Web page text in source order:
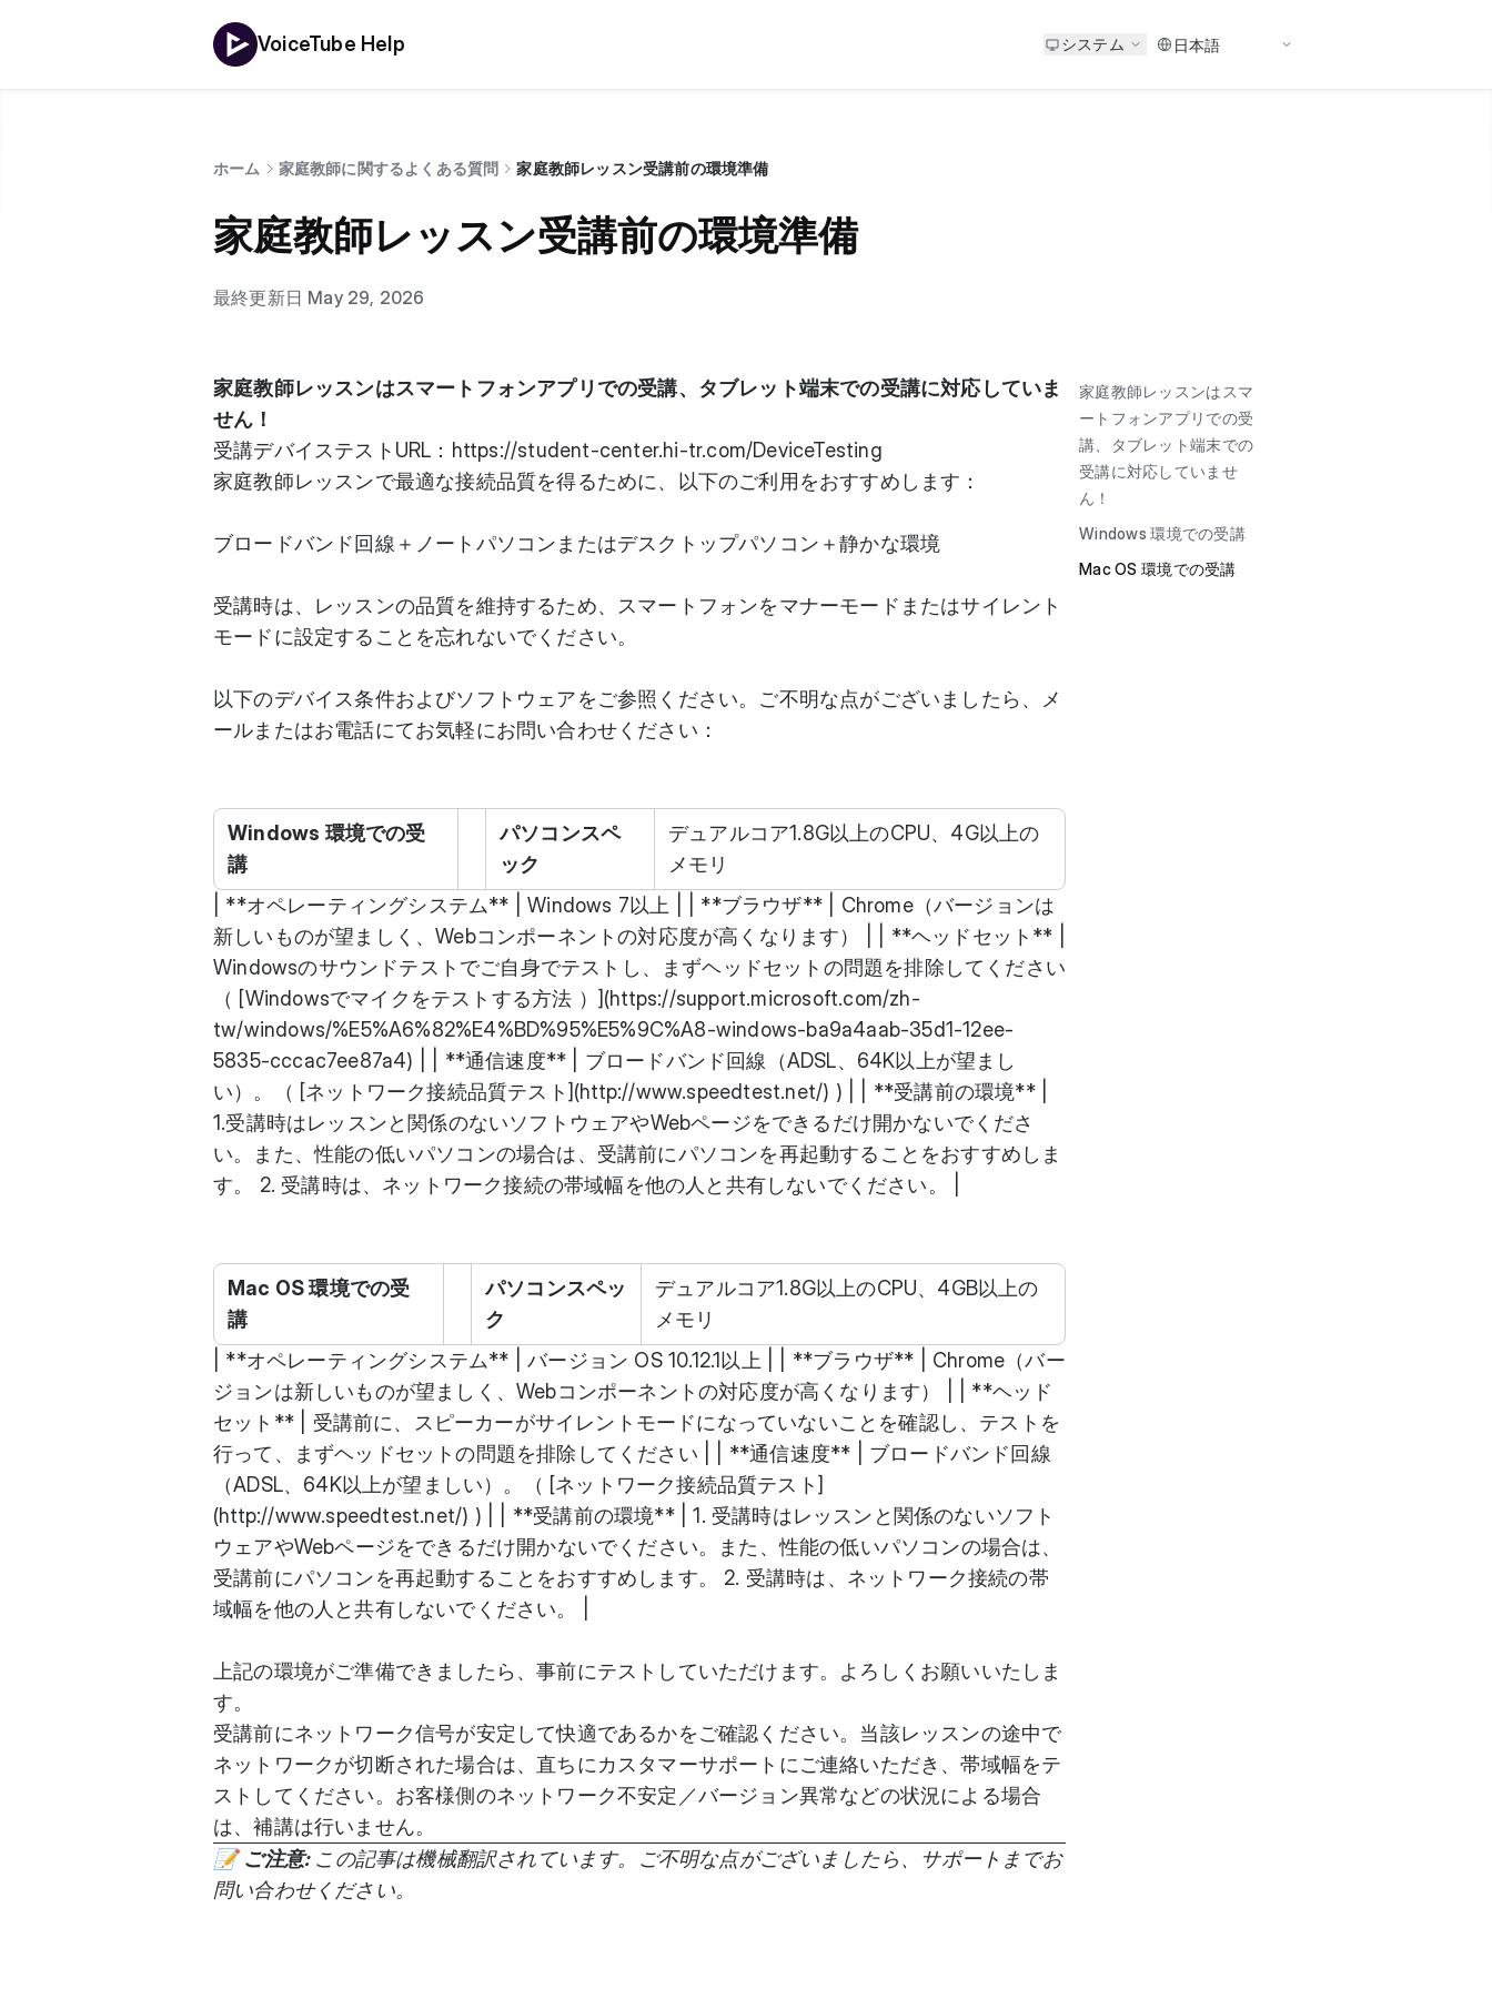
VoiceTube Help システム
ホーム 家庭教師に関するよくある質問 家庭教師レッスン受講前の環境準備
家庭教師レッスン受講前の環境準備
最終更新日 May 29, 2026
家庭教師レッスンはスマートフォンアプリでの受講、タブレット端末での受講に対応していま
せん！
受講デバイステストURL： https://student-center.hi-tr.com/DeviceTesting
家庭教師レッスンで最適な接続品質を得るために、以下のご利用をおすすめします：
ブロードバンド回線＋ノートパソコンまたはデスクトップパソコン＋静かな環境
受講時は、レッスンの品質を維持するため、スマートフォンをマナーモードまたはサイレント
モードに設定することを忘れないでください。
以下のデバイス条件およびソフトウェアをご参照ください。ご不明な点がございましたら、メ
ールまたはお電話にてお気軽にお問い合わせください：
Windows 環境での受
講
パソコンスペ
ック
デュアルコア1.8G以上のCPU、4G以上の
メモリ
| **オペレーティングシステム** | Windows 7以上 | | **ブラウザ** | Chrome（バージョンは
新しいものが望ましく、Webコンポーネントの対応度が高くなります） | | **ヘッドセット** |
Windowsのサウンドテストでご自身でテストし、まずヘッドセットの問題を排除してください
（ [Windowsでマイクをテストする方法 ）](https://support.microsoft.com/zh-
tw/windows/%E5%A6%82%E4%BD%95%E5%9C%A8-windows-ba9a4aab-35d1-12ee-
5835-cccac7ee87a4) | | **通信速度** | ブロードバンド回線（ADSL、64K以上が望まし
い）。（ [ネットワーク接続品質テスト](http://www.speedtest.net/) ) | | **受講前の環境** |
1.受講時はレッスンと関係のないソフトウェアやWebページをできるだけ開かないでくださ
い。また、性能の低いパソコンの場合は、受講前にパソコンを再起動することをおすすめしま
す。 2. 受講時は、ネットワーク接続の帯域幅を他の人と共有しないでください。 |
Mac OS 環境での受
講
パソコンスペッ
ク
デュアルコア1.8G以上のCPU、4GB以上の
メモリ
| **オペレーティングシステム** | バージョン OS 10.12.1以上 | | **ブラウザ** | Chrome（バー
ジョンは新しいものが望ましく、Webコンポーネントの対応度が高くなります） | | **ヘッド
セット** | 受講前に、スピーカーがサイレントモードになっていないことを確認し、テストを
行って、まずヘッドセットの問題を排除してください | | **通信速度** | ブロードバンド回線
（ADSL、64K以上が望ましい）。（ [ネットワーク接続品質テスト]
(http://www.speedtest.net/) ) | | **受講前の環境** | 1. 受講時はレッスンと関係のないソフト
ウェアやWebページをできるだけ開かないでください。また、性能の低いパソコンの場合は、
受講前にパソコンを再起動することをおすすめします。 2. 受講時は、ネットワーク接続の帯
域幅を他の人と共有しないでください。 |
上記の環境がご準備できましたら、事前にテストしていただけます。よろしくお願いいたしま
す。
受講前にネットワーク信号が安定して快適であるかをご確認ください。当該レッスンの途中で
ネットワークが切断された場合は、直ちにカスタマーサポートにご連絡いただき、帯域幅をテ
ストしてください。お客様側のネットワーク不安定／バージョン異常などの状況による場合
は、補講は行いません。
📝ご注意:この記事は機械翻訳されています。ご不明な点がございましたら、サポートまでお
問い合わせください。
家庭教師レッスンはスマ
ートフォンアプリでの受
講、タブレット端末での
受講に対応していませ
ん！
Windows 環境での受講
Mac OS 環境での受講